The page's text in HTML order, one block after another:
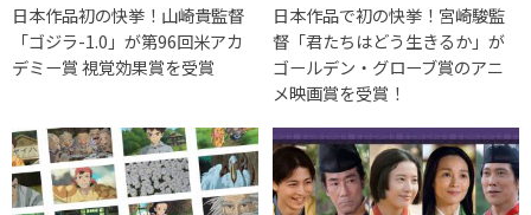
日本作品初の快挙！山崎貴監督
「ゴジラ-1.0」が第96回米アカ
デミー賞 視覚効果賞を受賞
日本作品で初の快挙！宮崎駿監
督「君たちはどう生きるか」が
ゴールデン・グローブ賞のアニ
メ映画賞を受賞！